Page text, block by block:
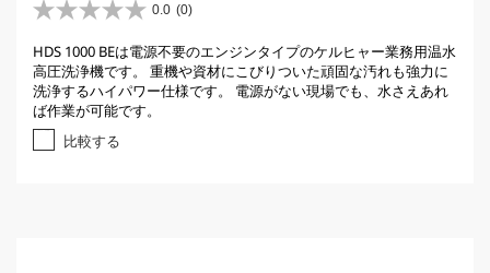
0.0 (0)
星
.
0
／
5
個
で
HDS 1000 BEは電源不要のエンジンタイプのケルヒャー業務用温水
高圧洗浄機です。 重機や資材にこびりついた頑固な汚れも強力に
洗浄するハイパワー仕様です。 電源がない現場でも、水さえあれ
ば作業が可能です。
比較する